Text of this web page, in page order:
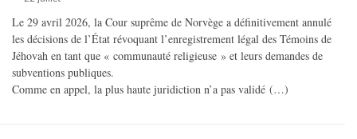
Le 29 avril 2026, la Cour suprême de Norvège a définitivement annulé
les décisions de l’État révoquant l’enregistrement légal des Témoins de
Jéhovah en tant que « communauté religieuse » et leurs demandes de
subventions publiques.
Comme en appel, la plus haute juridiction n’a pas validé (…)